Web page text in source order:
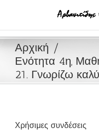
Αρχική
Ενότητα 4η,
21. Γνωρίζω
Χρήσιμες συνδέσεις